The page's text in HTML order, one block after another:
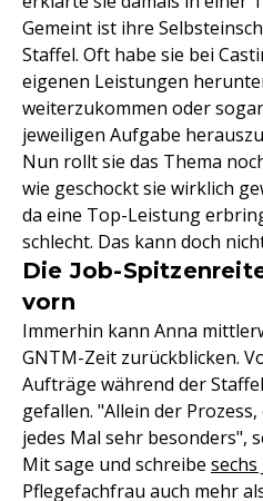
Gemeint ist ihre
Staffel. Oft habe sie bei
eigenen Leistungen
weiterzukommen oder
jeweiligen Aufgabe
Nun rollt sie das Thema
wie geschockt sie wirklich
da eine Top-Leistung
schlecht. Das kann doch
Die Job-
vorn
Immerhin kann Anna
GNTM-Zeit zurückblicken.
Aufträge während der
gefallen. "Allein der
jedes Mal sehr besonders",
Mit sage und schreibe sechs
Pflegefachfrau auch mehr